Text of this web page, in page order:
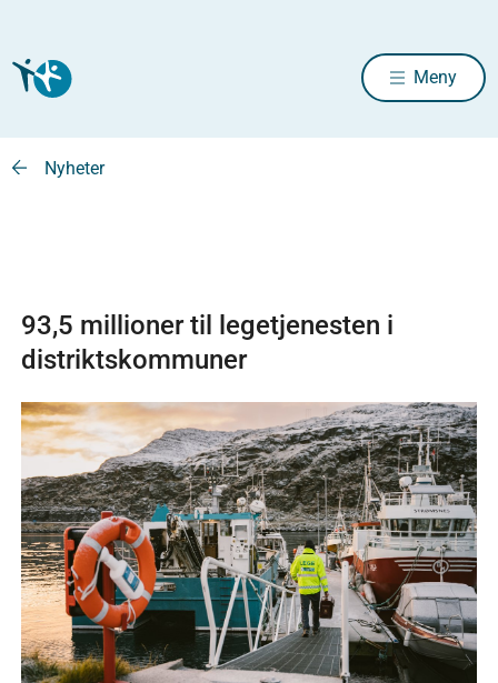
Meny
Nyheter
93,5 millioner til legetjenesten i
distriktskommuner